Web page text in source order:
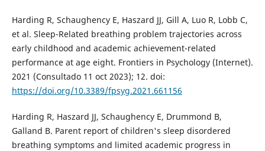
Harding R, Schaughency E, Haszard JJ, Gill A, Luo R, Lobb C,
et al. Sleep-Related breathing problem trajectories across
early childhood and academic achievement-related
performance at age eight. Frontiers in Psychology (Internet).
2021 (Consultado 11 oct 2023); 12. doi:
https://doi.org/10.3389/fpsyg.2021.661156
Harding R, Haszard JJ, Schaughency E, Drummond B,
Galland B. Parent report of children's sleep disordered
breathing symptoms and limited academic progress in